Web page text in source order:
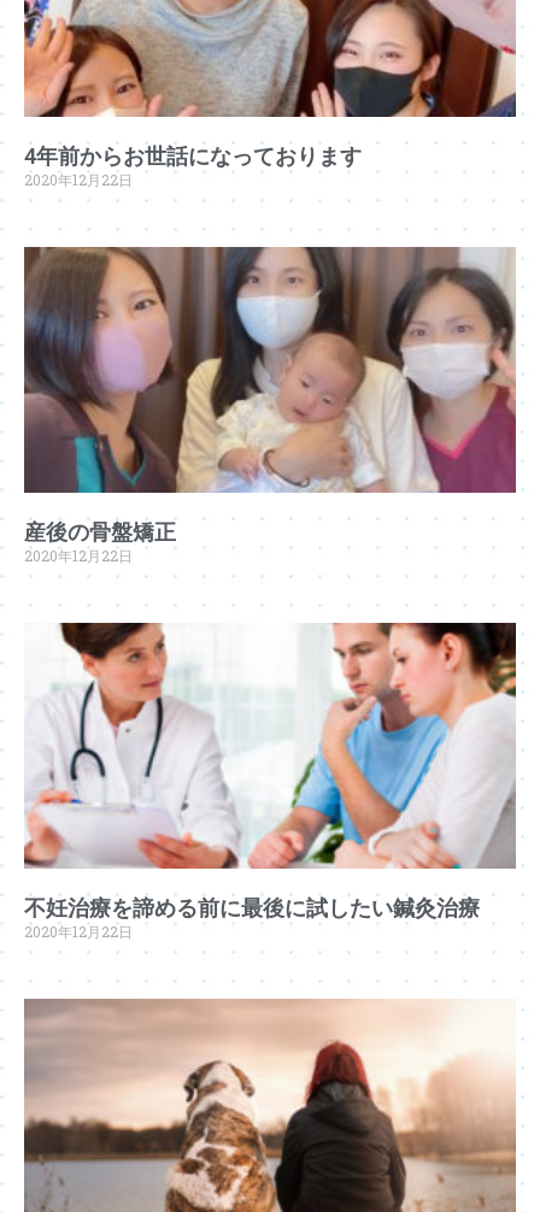
4年前からお世話になっております
2020年12月22日
産後の骨盤矯正
2020年12月22日
不妊治療を諦める前に最後に試したい鍼灸治療
2020年12月22日